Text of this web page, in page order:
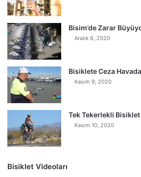
Bisim’de Zarar
Aralık 6, 2020
Bisiklete Ceza
Kasım 9, 2020
Tek Tekerlekli Bisiklet
Kasım 10, 2020
Bisiklet Videoları